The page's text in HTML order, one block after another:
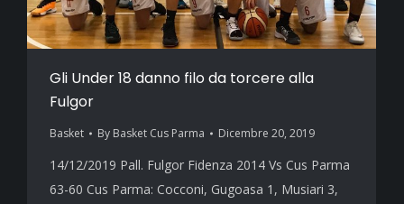
Gli Under 18 danno filo da torcere alla
Fulgor
Basket By Basket Cus Parma Dicembre 20, 2019
14/12/2019 Pall. Fulgor Fidenza 2014 Vs Cus Parma
63-60 Cus Parma: Cocconi, Gugoasa 1, Musiari 3,